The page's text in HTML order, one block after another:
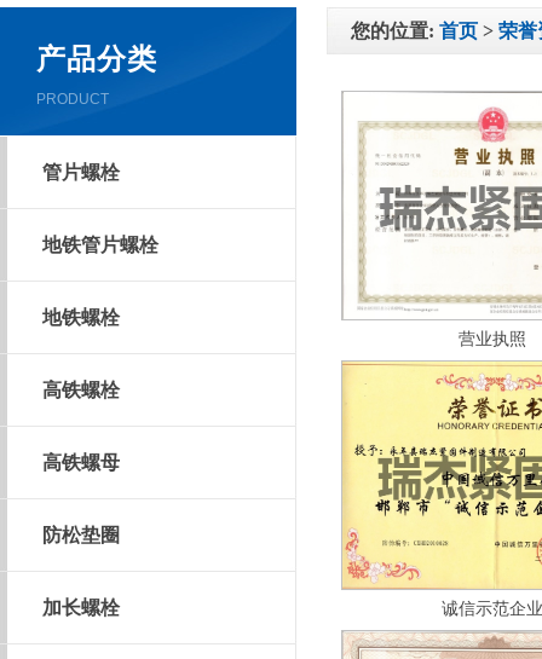
产品分类
PRODUCT
管片螺栓
地铁管片螺栓
地铁螺栓
高铁螺栓
高铁螺母
防松垫圈
加长螺栓
您的位置: 首页 > 荣誉
营业执照
诚信示范企